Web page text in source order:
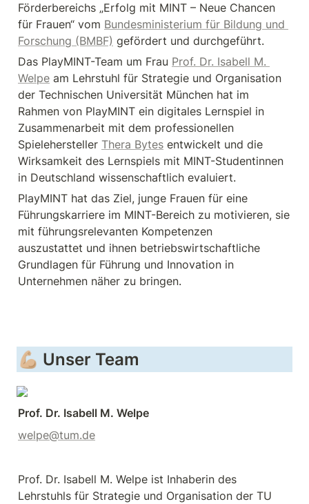
Förderbereichs „Erfolg mit MINT – Neue Chancen
für Frauen“ vom Bundesministerium für Bildung und
Forschung (BMBF)
Das PlayMINT-Team um Frau Prof. Dr. Isabell M.
Welpe am Lehrstuhl für Strategie und Organisation
der Technischen Universität München hat im
Rahmen von PlayMINT ein digitales Lernspiel in
Zusammenarbeit mit dem professionellen
Spielehersteller Thera Bytes entwickelt und die
Wirksamkeit des Lernspiels mit MINT-Studentinnen
PlayMINT hat das Ziel, junge Frauen für eine
Führungskarriere im MINT-Bereich zu motivieren, sie
mit führungsrelevanten Kompetenzen
auszustattet und ihnen betriebswirtschaftliche
Grundlagen für Führung und Innovation in
Unternehmen näher zu bringen.
💪🏼 Unser Team
Prof. Dr. Isabell M. Welpe
welpe@tum.de
Prof. Dr. Isabell M. Welpe ist Inhaberin des
Lehrstuhls für Strategie und Organisation der TU